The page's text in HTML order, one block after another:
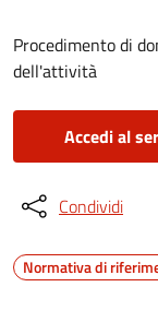
Procedimento di
dell'attività
Accedi al
Condividi
Normativa di